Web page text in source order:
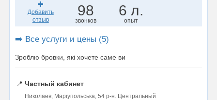
Добавить
отзыв
98
звонков
6 л.
опыт
➡️ Все услуги и цены (5)
Зроблю бровки, які хочете саме ви
📍 Частный кабинет
Николаев, Маріупольська, 54 р-н. Центральный